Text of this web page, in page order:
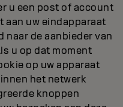
u een post of account
aan uw eindapparaat
naar de aanbieder van
u op dat moment
op uw apparaat
het netwerk
knoppen